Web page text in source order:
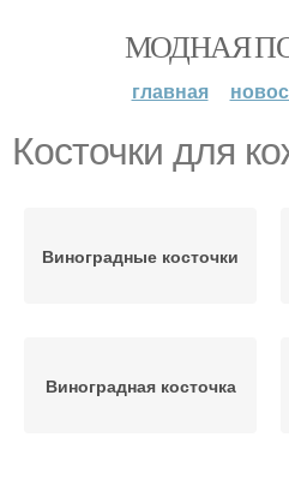
МОДНАЯ
главная
Косточки для
Виноградные косточки
Виноградная косточка